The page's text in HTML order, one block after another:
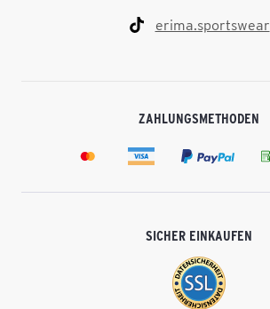
erima.sportswear
ZAHLUNGSMETHODEN
SICHER EINKAUFEN